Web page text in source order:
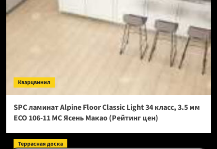
Кварцвинил
SPC ламинат Alpine Floor Classic Light 34 класс, 3.5 мм
ECO 106-11 МС Ясень Макао (Рейтинг цен)
Террасная доска